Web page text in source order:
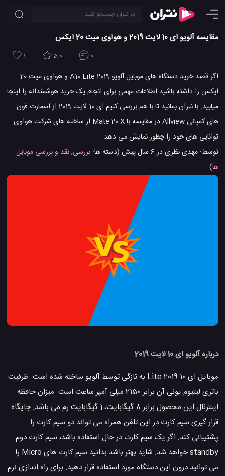
مقایسه آلویو ای 10 لایت 2019 و هواوی میت 20 ایکس
1 5.0 0
اگر قصد خرید دستگاه های موبایل آلویو A10 Lite 2019 و هواوی میت 20
ایکس را داشته باشید اطلاعات مهمی برای انجام یک خرید هوشمندانه را اینجا
میابید. با نتران بمانید تا با هم بررسی کنیم ای 10 لایت 2019 از اسمارت فون
های کمپانی Allview در مقایسه با Mate 20 X از ساخته های شرکت هواوی
توانایی های خود را چطور نمایش می دهد.
توسط: مهدی نظریدر6 سال پیش (دسته ها: بررسی,نقد و بررسی موبایل
ها)
درباره آلویو ای 10 لایت 2019
موبایل ای 10 Lite 2019 به تازگی توسط آلویو ساخته شده است. ظرفیت
باتری لیتیوم یونی آن برابر 2150 میلی آمپر ساعت است. میزان حافظه
اینترنال این محصول برابر 8 گیگابایت، 1 گیگابایت رم می باشد. جایگاه
قرار گیری سیم کارت در این تلفن همراه می تواند دو سیم کارت را
پشتیبانی کند. اگر یک سیم کارت در حال استفاده باشد، سیم کارت دوم
standby خواهد شد. شاید بهتر باشد بدانید سیم کارت های Micro را
می توانید درون این دستگاه مورد استفاده قرار دهید. برای راه اندازی نرم